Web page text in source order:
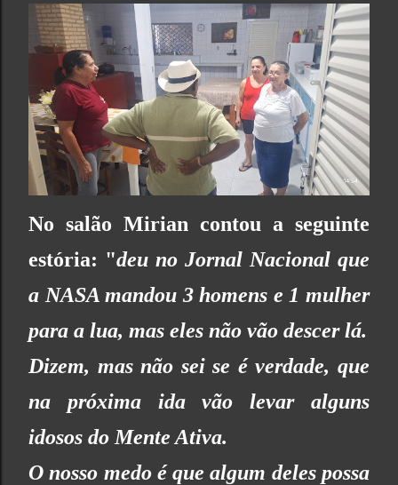
No salão Mirian contou a seguinte
estória: "deu no Jornal Nacional que
a NASA mandou 3 homens e 1 mulher
para a lua, mas eles não vão descer lá.
Dizem, mas não sei se é verdade, que
na próxima ida vão levar alguns
idosos do Mente Ativa.
O nosso medo é que algum deles possa